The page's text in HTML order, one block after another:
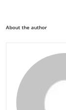
About the author